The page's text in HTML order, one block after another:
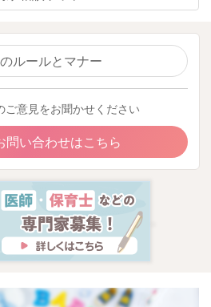
ルールとマナー
ご意見をお聞かせください
問い合わせはこちら